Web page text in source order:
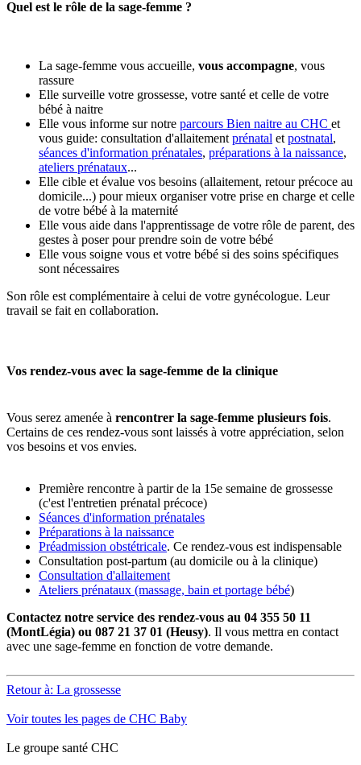
Quel est le rôle de la sage-femme ?
La sage-femme vous accueille, vous accompagne, vous
rassure
Elle surveille votre grossesse, votre santé et celle de votre
bébé à naitre
Elle vous informe sur notre parcours Bien naitre au CHC et
vous guide: consultation d'allaitement prénatal et postnatal,
séances d'information prénatales, préparations à la naissance,
ateliers prénataux...
Elle cible et évalue vos besoins (allaitement, retour précoce au
domicile...) pour mieux organiser votre prise en charge et celle
de votre bébé à la maternité
Elle vous aide dans l'apprentissage de votre rôle de parent, des
gestes à poser pour prendre soin de votre bébé
Elle vous soigne vous et votre bébé si des soins spécifiques
sont nécessaires
Son rôle est complémentaire à celui de votre gynécologue. Leur
travail se fait en collaboration.
Vos rendez-vous avec la sage-femme de la clinique
Vous serez amenée à rencontrer la sage-femme plusieurs fois.
Certains de ces rendez-vous sont laissés à votre appréciation, selon
vos besoins et vos envies.
Première rencontre à partir de la 15e semaine de grossesse
(c'est l'entretien prénatal précoce)
Séances d'information prénatales
Préparations à la naissance
Préadmission obstétricale. Ce rendez-vous est indispensable
Consultation post-partum (au domicile ou à la clinique)
Consultation d'allaitement
Ateliers prénataux (massage, bain et portage bébé)
Contactez notre service des rendez-vous au 04 355 50 11
(MontLégia) ou 087 21 37 01 (Heusy). Il vous mettra en contact
avec une sage-femme en fonction de votre demande.
Retour à: La grossesse
Voir toutes les pages de CHC Baby
Le groupe santé CHC